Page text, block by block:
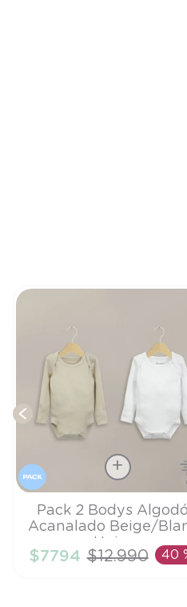
Talla
RN
AÑADIR AL CARRITO
Pack 2 Bodys
Acanalado Beige/
Unisex
$7794 $12.990 40